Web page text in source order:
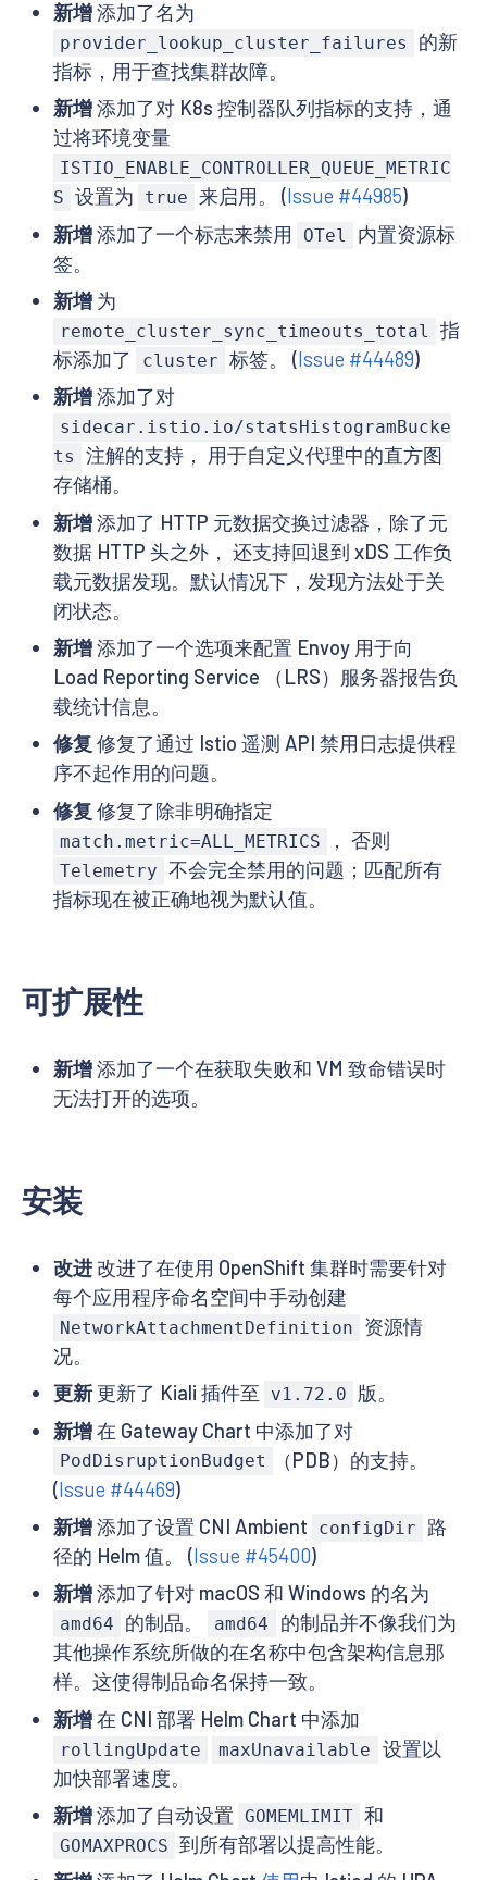
新增添加了名为
provider_lookup_cluster_failures
的新
指标，用于查找集群故障。
新增添加了对 K8s 控制器队列指标的支持，通
过将环境变量
ISTIO_ENABLE_CONTROLLER_QUEUE_METRIC
S 设置为 true 来启用。 (Issue #44985)
新增添加了一个标志来禁用 OTel
内置资源标
签。
新增为
remote_cluster_sync_timeouts_total
指
标添加了
cluster 标签。 (Issue #44489)
新增添加了对
sidecar.istio.io/statsHistogramBucke
ts
注解的支持， 用于自定义代理中的直方图
存储桶。
新增添加了 HTTP 元数据交换过滤器，除了元
数据 HTTP 头之外， 还支持回退到 xDS 工作负
载元数据发现。默认情况下，发现方法处于关
闭状态。
新增添加了一个选项来配置 Envoy 用于向
Load Reporting Service （LRS）服务器报告负
载统计信息。
修复 修复了通过 Istio 遥测 API 禁用日志提供程
序不起作用的问题。
修复 修复了除非明确指定
match.metric=ALL_METRICS ， 否则
Telemetry 不会完全禁用的问题；匹配所有
指标现在被正确地视为默认值。
可扩展性
新增添加了一个在获取失败和 VM 致命错误时
无法打开的选项。
安装
改进改进了在使用 OpenShift 集群时需要针对
每个应用程序命名空间中手动创建
NetworkAttachmentDefinition
资源情
况。
更新更新了 Kiali 插件至 v1.72.0
版。
新增在 Gateway Chart 中添加了对
PodDisruptionBudget
（PDB）的支持。
(Issue #44469)
新增添加了设置 CNI Ambient configDir
路
径的 Helm 值。 (Issue #45400)
新增添加了针对 macOS 和 Windows 的名为
amd64 的制品。 amd64
的制品并不像我们为
其他操作系统所做的在名称中包含架构信息那
样。这使得制品命名保持一致。
新增在 CNI 部署 Helm Chart 中添加
rollingUpdate maxUnavailable
设置以
加快部署速度。
新增添加了自动设置 GOMEMLIMIT 和
GOMAXPROCS 到所有部署以提高性能。